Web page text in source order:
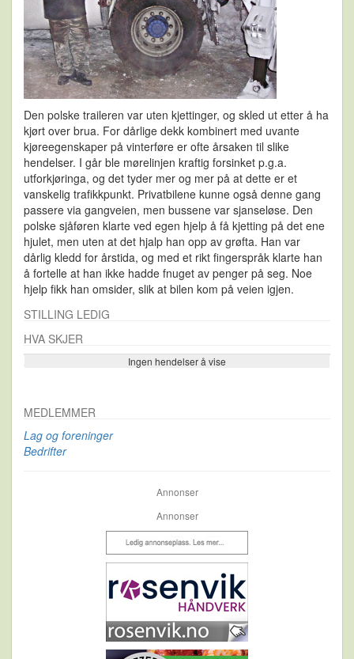
Den polske traileren var uten kjettinger, og skled ut etter å ha
kjørt over brua. For dårlige dekk kombinert med uvante
kjøreegenskaper på vinterføre er ofte årsaken til slike
hendelser. I går ble mørelinjen kraftig forsinket p.g.a.
utforkjøringa, og det tyder mer og mer på at dette er et
vanskelig trafikkpunkt. Privatbilene kunne også denne gang
passere via gangveien, men bussene var sjanseløse. Den
polske sjåføren klarte ved egen hjelp å få kjetting på det ene
hjulet, men uten at det hjalp han opp av grøfta. Han var
dårlig kledd for årstida, og med et rikt fingerspråk klarte han
å fortelle at han ikke hadde fnuget av penger på seg. Noe
hjelp fikk han omsider, slik at bilen kom på veien igjen.
STILLING LEDIG
HVA SKJER
Ingen hendelser å vise
Se flere…
MEDLEMMER
Lag og foreninger
Bedrifter
Annonser
Annonser